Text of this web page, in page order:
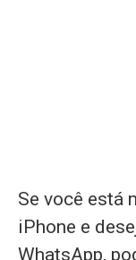
Se você está
iPhone e
WhatsApp,